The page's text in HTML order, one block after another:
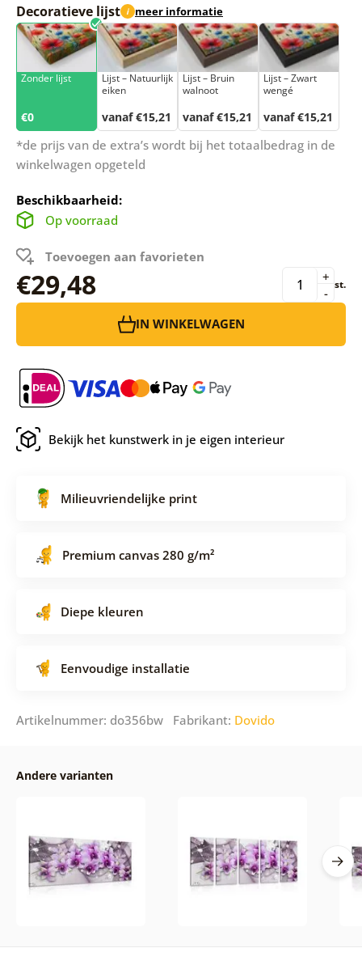
Decoratieve lijst i meer informatie
Zonder lijst
€0
Lijst – Natuurlijk
eiken
vanaf €15,21
Lijst – Bruin
walnoot
vanaf €15,21
Lijst – Zwart
wengé
vanaf €15,21
*de prijs van de extra’s wordt bij het totaalbedrag in de
winkelwagen opgeteld
Beschikbaarheid:
Op voorraad
Toevoegen aan favorieten
€29,48 -
+ st.
IN WINKELWAGEN
Bekijk het kunstwerk in je eigen interieur
Milieuvriendelijke print
Premium canvas 280 g/m²
Diepe kleuren
Eenvoudige installatie
Artikelnummer: do356bw Fabrikant: Dovido
Andere varianten